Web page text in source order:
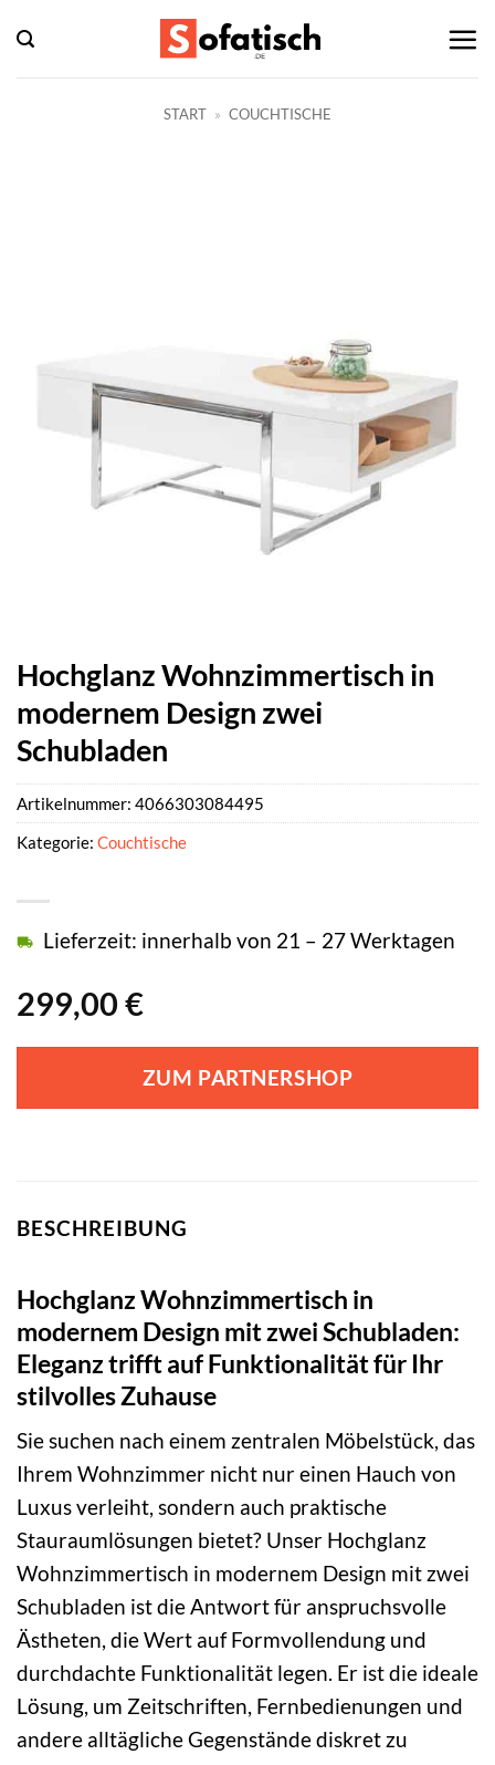
Inhalt
springen
START » COUCHTISCHE
Hochglanz Wohnzimmertisch in
modernem Design zwei
Schubladen
299,00 €
Lieferzeit: innerhalb von 21 – 27 Werktagen
ZUM PARTNERSHOP
Artikelnummer: 4066303084495
Kategorie: Couchtische
BESCHREIBUNG
Hochglanz Wohnzimmertisch in
modernem Design mit zwei Schubladen:
Eleganz trifft auf Funktionalität für Ihr
stilvolles Zuhause
Sie suchen nach einem zentralen Möbelstück, das
Ihrem Wohnzimmer nicht nur einen Hauch von
Luxus verleiht, sondern auch praktische
Stauraumlösungen bietet? Unser Hochglanz
Wohnzimmertisch in modernem Design mit zwei
Schubladen ist die Antwort für anspruchsvolle
Ästheten, die Wert auf Formvollendung und
durchdachte Funktionalität legen. Er ist die ideale
Lösung, um Zeitschriften, Fernbedienungen und
andere alltägliche Gegenstände diskret zu